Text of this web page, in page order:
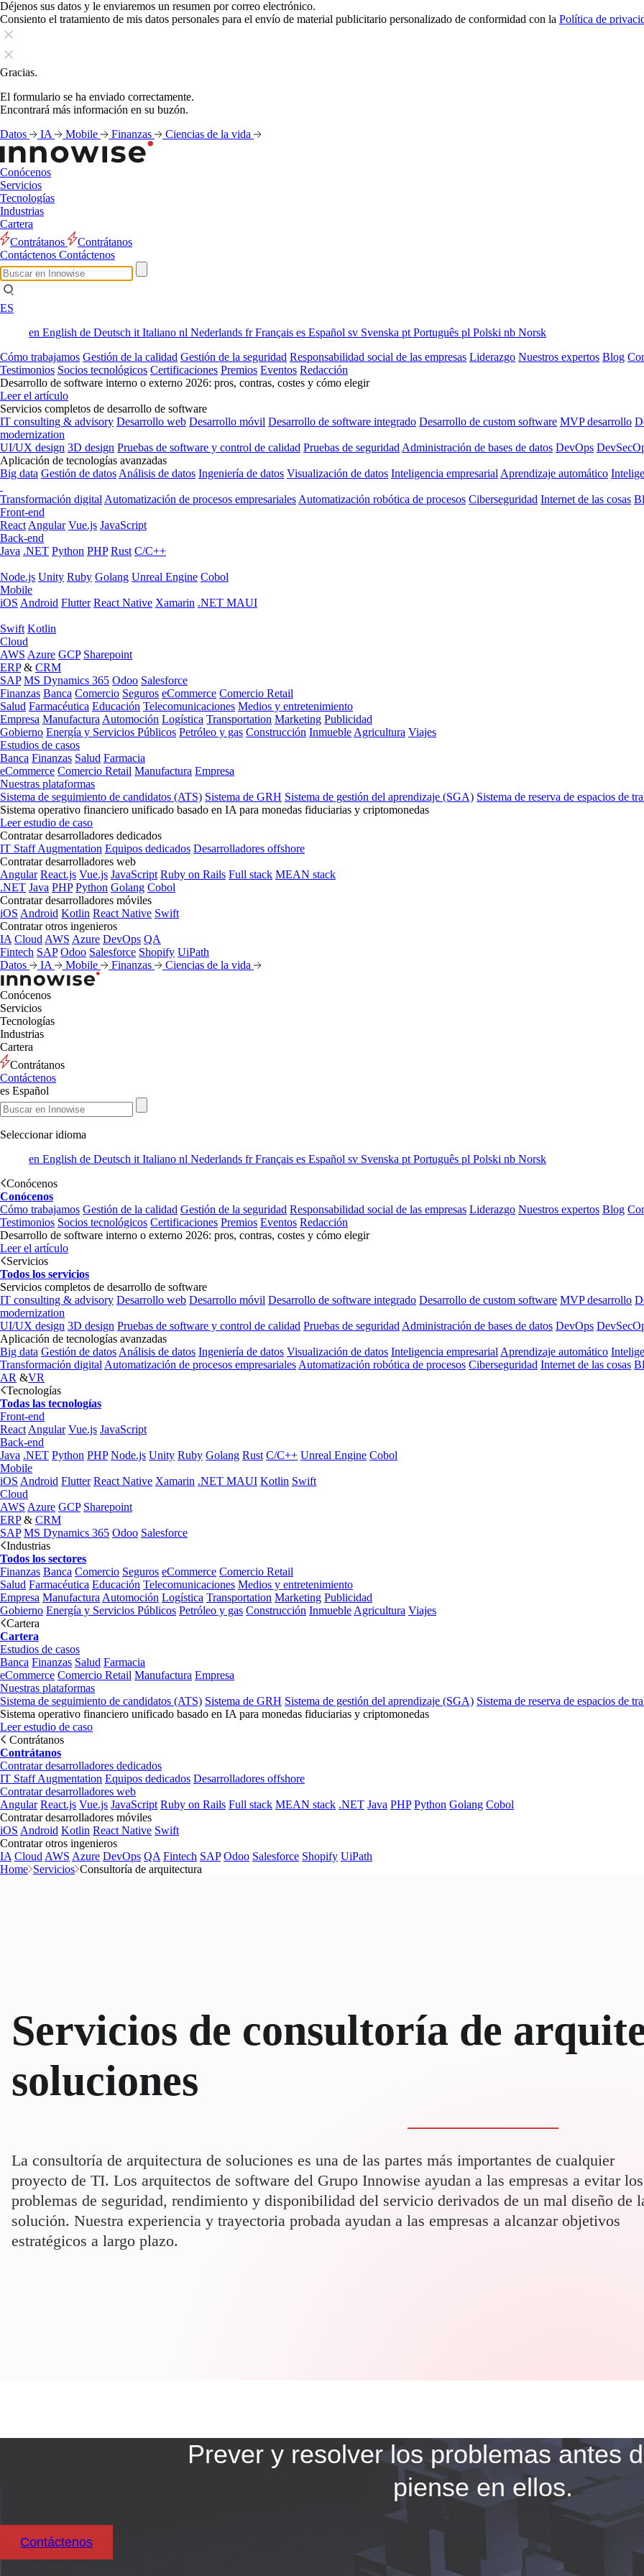
Déjenos sus datos y le enviaremos un resumen por correo electrónico.
Consiento el tratamiento de mis datos personales para el envío de material publicitario personalizado de conformidad con la Política de
Gracias.
El formulario se ha enviado correctamente.
Encontrará más información en su buzón.
Datos
IA Mobile Finanzas Ciencias de la vida
Conócenos
Servicios
Tecnologías
Industrias
Cartera
Contrátanos
Contrátanos
Contáctenos Contáctenos
ES
en English de Deutsch it Italiano nl Nederlands frFrançais es Español sv Svenska pt Português pl Polski nb Norsk
Cómo trabajamos Gestión de la calidad Gestión de la seguridad Responsabilidad social de las empresas Liderazgo Nuestros expertos Blog
Testimonios Socios tecnológicos Certificaciones Premios Eventos Redacción
Desarrollo de software interno o externo 2026: pros, contras, costes y cómo elegir
Leer el artículo
Servicios completos de desarrollo de software
IT consulting & advisory Desarrollo web Desarrollo móvil Desarrollo de software integrado Desarrollo de custom software MVP desarrollo
modernization
UI/UX design 3D design Pruebas de software y control de calidad Pruebas de seguridad Administración de bases de datos DevOps
Aplicación de tecnologías avanzadas
Big data Gestión de datos Análisis de datos Ingeniería de datos Visualización de datos Inteligencia empresarial Aprendizaje automático
Transformación digital Automatización de procesos empresariales Automatización robótica de procesos Ciberseguridad Internet de las cosas
Front-end
React Angular Vue.js JavaScript
Back-end
Java .NET Python PHP Rust C/C++
Node.js Unity Ruby Golang Unreal Engine Cobol
Mobile
iOS Android Flutter React Native Xamarin .NET MAUI
Swift Kotlin
Cloud
AWS Azure GCP Sharepoint
ERP& CRM
SAP MS Dynamics 365 Odoo Salesforce
Finanzas Banca Comercio Seguros eCommerce Comercio Retail
Salud Farmacéutica Educación Telecomunicaciones Medios y entretenimiento
Empresa Manufactura Automoción Logística Transportation Marketing Publicidad
Gobierno Energía y Servicios Públicos Petróleo y gas Construcción Inmueble Agricultura Viajes
Estudios de casos
Banca Finanzas Salud Farmacia
eCommerce Comercio Retail Manufactura Empresa
Nuestras plataformas
Sistema de seguimiento de candidatos (ATS) Sistema de GRH Sistema de gestión del aprendizaje (SGA) Sistema de reserva de espacios de
Sistema operativo financiero unificado basado en IA para monedas fiduciarias y criptomonedas
Leer estudio de caso
Contratar desarrolladores dedicados
IT Staff Augmentation Equipos dedicados Desarrolladores offshore
Contratar desarrolladores web
Angular React.js Vue.js JavaScript Ruby on Rails Full stack MEAN stack
.NET Java PHP Python Golang Cobol
Contratar desarrolladores móviles
iOS Android Kotlin React Native Swift
Contratar otros ingenieros
IA Cloud AWS Azure DevOps QA
Fintech SAP Odoo Salesforce Shopify UiPath
Datos
IA Mobile Finanzas Ciencias de la vida
Conócenos
Servicios
Tecnologías
Industrias
Cartera
Contrátanos
Contáctenos
es Español
Seleccionar idioma
en English de Deutsch it Italiano nl Nederlands frFrançais es Español sv Svenska pt Português pl Polski nb Norsk
Conócenos
Conócenos
Cómo trabajamos Gestión de la calidad Gestión de la seguridad Responsabilidad social de las empresas Liderazgo Nuestros expertos Blog
Testimonios Socios tecnológicos Certificaciones Premios Eventos Redacción
Desarrollo de software interno o externo 2026: pros, contras, costes y cómo elegir
Leer el artículo
Servicios
Todos los servicios
Servicios completos de desarrollo de software
IT consulting & advisory Desarrollo web Desarrollo móvil Desarrollo de software integrado Desarrollo de custom software MVP desarrollo
modernization
UI/UX design 3D design Pruebas de software y control de calidad Pruebas de seguridad Administración de bases de datos DevOps
Aplicación de tecnologías avanzadas
Big data Gestión de datos Análisis de datos Ingeniería de datos Visualización de datos Inteligencia empresarial Aprendizaje automático
Transformación digital Automatización de procesos empresariales Automatización robótica de procesos Ciberseguridad Internet de las cosas
AR &VR
Tecnologías
Todas las tecnologías
Front-end
React Angular Vue.js JavaScript
Back-end
Java .NET Python PHP Node.js Unity Ruby Golang Rust C/C++ Unreal Engine Cobol
Mobile
iOS Android Flutter React Native Xamarin .NET MAUI Kotlin Swift
Cloud
AWS Azure GCP Sharepoint
ERP& CRM
SAP MS Dynamics 365 Odoo Salesforce
Industrias
Todos los sectores
Finanzas Banca Comercio Seguros eCommerce Comercio Retail
Salud Farmacéutica Educación Telecomunicaciones Medios y entretenimiento
Empresa Manufactura Automoción Logística Transportation Marketing Publicidad
Gobierno Energía y Servicios Públicos Petróleo y gas Construcción Inmueble Agricultura Viajes
Cartera
Cartera
Estudios de casos
Banca Finanzas Salud Farmacia
eCommerce Comercio Retail Manufactura Empresa
Nuestras plataformas
Sistema de seguimiento de candidatos (ATS) Sistema de GRH Sistema de gestión del aprendizaje (SGA) Sistema de reserva de espacios de
Sistema operativo financiero unificado basado en IA para monedas fiduciarias y criptomonedas
Leer estudio de caso
Contrátanos
Contrátanos
Contratar desarrolladores dedicados
IT Staff Augmentation Equipos dedicados Desarrolladores offshore
Contratar desarrolladores web
Angular React.js Vue.js JavaScript Ruby on Rails Full stack MEAN stack .NET Java PHP Python Golang Cobol
Contratar desarrolladores móviles
iOS Android Kotlin React Native Swift
Contratar otros ingenieros
IA Cloud AWS Azure DevOps QA Fintech SAP Odoo Salesforce Shopify UiPath
Home Servicios Consultoría de arquitectura
Servicios de consultoría de
soluciones
La consultoría de arquitectura de soluciones es una de las partes más importantes de cualquier
proyecto de TI. Los arquitectos de software del Grupo Innowise ayudan a las empresas a evitar los
problemas de seguridad, rendimiento y disponibilidad del servicio derivados de un mal diseño de
solución. Nuestra experiencia y trayectoria probada ayudan a las empresas a alcanzar objetivos
estratégicos a largo plazo.
Prever y resolver los problemas antes
piense en ellos.
Contáctenos